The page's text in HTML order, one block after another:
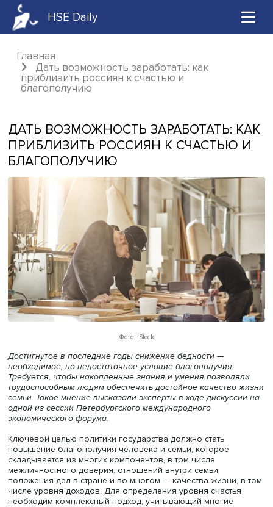
HSE Daily
Главная
Дать возможность заработать: как
приблизить россиян к счастью и
ДАТЬ ВОЗМОЖНОСТЬ ЗАРАБОТАТЬ:
ПРИБЛИЗИТЬ РОССИЯН К
БЛАГОПОЛУЧИЮ
Фото: iStock
Достигнутое в последние годы снижение бедности —
необходимое, но недостаточное условие благополучия.
трудоспособным людям обеспечить достойное
семьи. Такое мнение высказали эксперты в ходе
одной из сессий Петербургского международного
экономического форума.